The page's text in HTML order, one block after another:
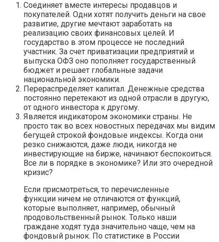
Соединяет вместе интересы продавцов и
покупателей. Одни хотят получить деньги на свое
развитие, другие мечтают заработать на
реализацию своих финансовых целей. И
государство в этом процессе не последний
участник. За счет приватизации предприятий и
выпуска ОФЗ оно пополняет государственный
бюджет и решает глобальные задачи
национальной экономики.
Перераспределяет капитал. Денежные средства
постоянно перетекают из одной отрасли в другую,
от одного инвестора к другому.
Является индикатором экономики страны. Не
просто так во всех новостных передачах мы видим
бегущей строкой фондовые индексы. Когда они
резко снижаются, даже люди, никогда не
инвестирующие на бирже, начинают беспокоиться.
Все ли в порядке в экономике? Или это очередной
кризис?
Если присмотреться, то перечисленные
функции ничем не отличаются от функций,
которые выполняет, например, обычный
продовольственный рынок. Только наши
граждане ходят туда значительно чаще, чем на
фондовый рынок. По статистике в России